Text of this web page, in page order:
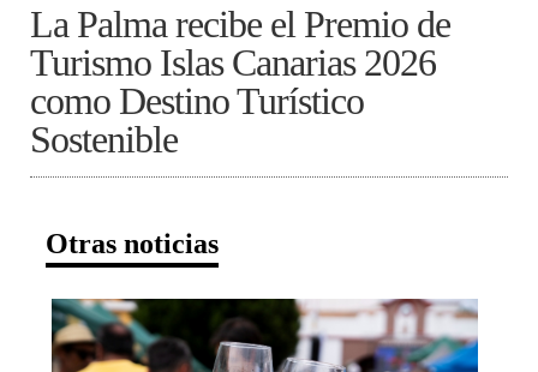
La Palma recibe el Premio de
Turismo Islas Canarias 2026
como Destino Turístico
Sostenible
Otras noticias